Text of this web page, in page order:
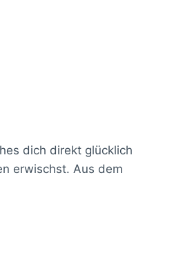
dich direkt glücklich
erwischst. Aus dem